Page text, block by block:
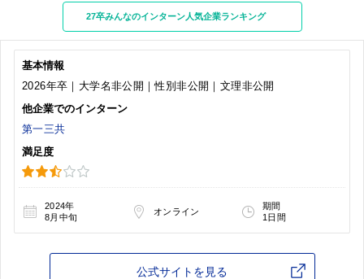
27卒みんなのインターン人気企業ランキング
基本情報
2026年卒｜大学名非公開｜性別非公開｜文理非公開
他企業でのインターン
第一三共
満足度
2024年
8月中旬
オンライン
期間
1日間
公式サイトを見る